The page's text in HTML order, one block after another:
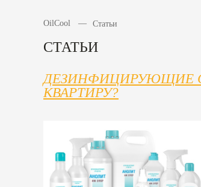
OilCool Статьи
СТАТЬИ
ДЕЗИНФИЦИРУЮЩИЕ
КВАРТИРУ?